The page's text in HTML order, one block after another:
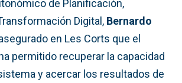
de Planificación,
Digital, Bernardo
en Les Corts que el
permitido recuperar la capacidad
y acercar los resultados de